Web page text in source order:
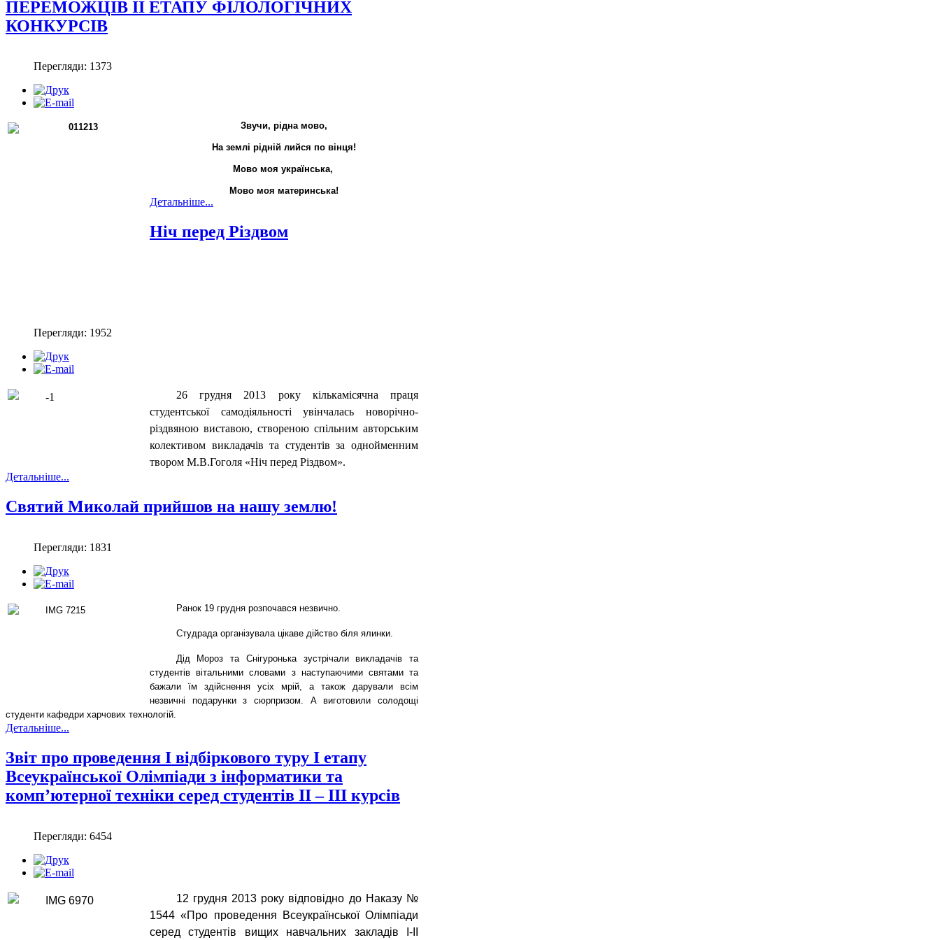
ПЕРЕМОЖЦІВ ІІ ЕТАПУ ФІЛОЛОГІЧНИХ
КОНКУРСІВ
Перегляди: 1373
Звучи, рідна мово,
На землі рідній лийся по вінця!
Мово моя українська,
Мово моя материнська!
Детальніше...
Ніч перед Різдвом
Перегляди: 1952
26 грудня 2013 року кількамісячна праця
студентської самодіяльності увінчалась новорічно-
різдвяною виставою, створеною спільним авторським
колективом викладачів та студентів за однойменним
твором М.В.Гоголя «Ніч перед Різдвом».
Детальніше...
Святий Миколай прийшов на нашу землю!
Перегляди: 1831
Ранок 19 грудня розпочався незвично.
Студрада організувала цікаве дійство біля ялинки.
Дід Мороз та Снігуронька зустрічали викладачів та
студентів вітальними словами з наступаючими святами та
бажали їм здійснення усіх мрій, а також дарували всім
незвичні подарунки з сюрпризом. А виготовили солодощі
студенти кафедри харчових технологій.
Детальніше...
Звіт про проведення І відбіркового туру І етапу
Всеукраїнської Олімпіади з інформатики та
комп’ютерної техніки серед студентів ІІ – ІІІ курсів
Перегляди: 6454
12 грудня 2013 року відповідно до Наказу №
1544 «Про проведення Всеукраїнської Олімпіади
серед студентів вищих навчальних закладів І-ІІ